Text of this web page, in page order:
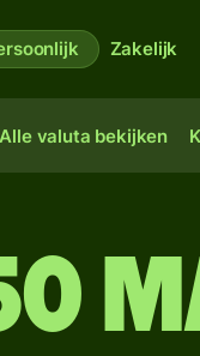
Zakelijk
Alle valuta bekijken